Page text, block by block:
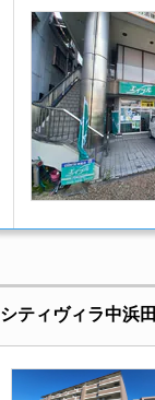
シティヴィラ中浜